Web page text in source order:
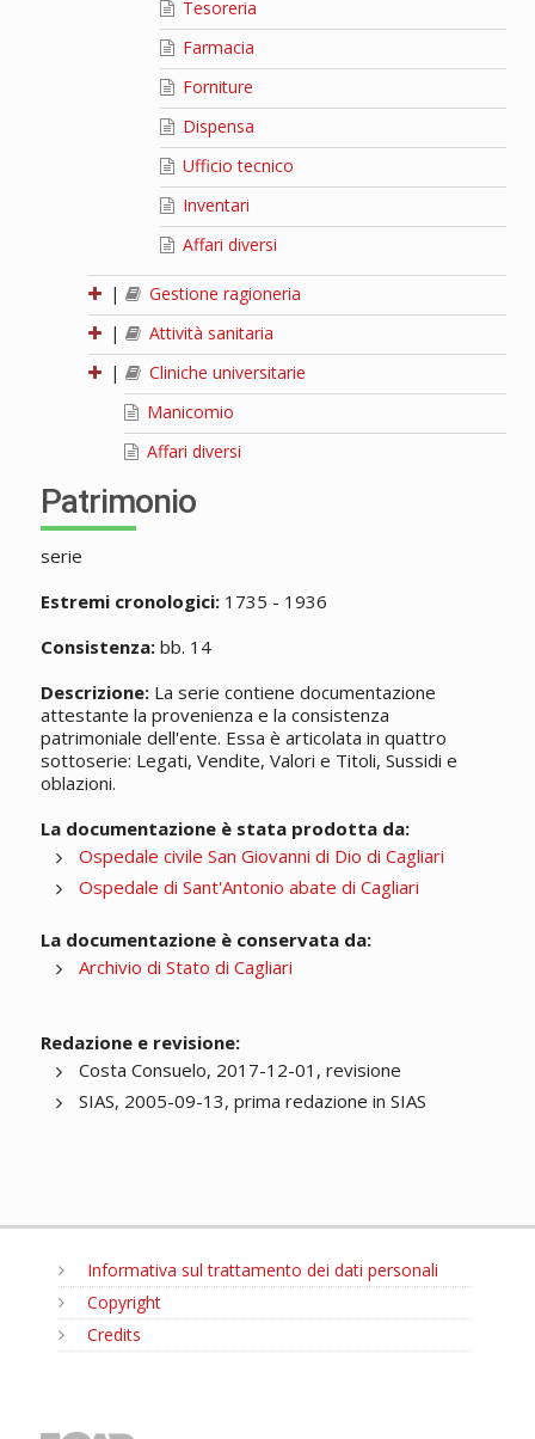
Tesoreria
Farmacia
Forniture
Dispensa
Ufficio tecnico
Inventari
Affari diversi
|
Gestione ragioneria
|
Attività sanitaria
|
Cliniche universitarie
Manicomio
Affari diversi
Patrimonio
serie
Estremi cronologici:1735 - 1936
Consistenza:bb. 14
Descrizione:La serie contiene documentazione
attestante la provenienza e la consistenza
patrimoniale dell'ente. Essa è articolata in quattro
sottoserie: Legati, Vendite, Valori e Titoli, Sussidi e
oblazioni.
La documentazione è stata prodotta da:
Ospedale civile San Giovanni di Dio di Cagliari
Ospedale di Sant'Antonio abate di Cagliari
La documentazione è conservata da:
Archivio di Stato di Cagliari
Redazione e revisione:
Costa Consuelo, 2017-12-01, revisione
SIAS, 2005-09-13, prima redazione in SIAS
Informativa sul trattamento dei dati personali
Copyright
Credits